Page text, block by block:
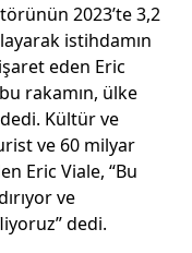
2023’te 3,2
istihdamın
eden Eric
ra­kamın, ülke
Kül­tür ve
ve 60 milyar
Eric Viale, “Bu
ve
dedi.